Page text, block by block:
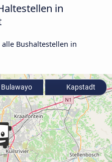
in
Bushaltestellen in
Bulawayo Kapstadt